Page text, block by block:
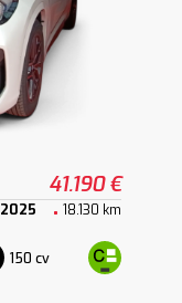
41.190 €
2025 18.130 km
150 cv